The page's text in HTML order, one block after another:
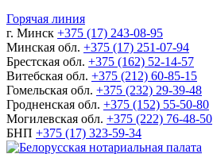
Горячая линия
г. Минск +375 (17) 243-08-95
Минская обл. +375 (17) 251-07-94
Брестская обл. +375 (162) 52-14-57
Витебская обл. +375 (212) 60-85-15
Гомельская обл. +375 (232) 29-39-48
Гродненская обл. +375 (152) 55-50-80
Могилевская обл. +375 (222) 76-48-50
БНП +375 (17) 323-59-34